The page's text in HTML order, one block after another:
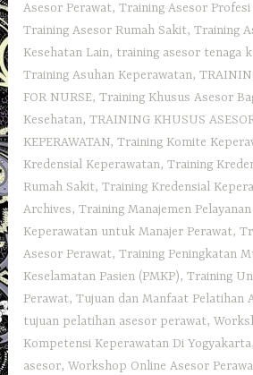
Asesor Perawat,Training Asesor
Training Asesor Rumah Sakit,Training
Kesehatan Lain, training asesor tenaga
Training Asuhan Keperawatan,
FOR NURSE,Training Khusus Asesor
Kesehatan,TRAINING KHUSUS
KEPERAWATAN,Training Komite
Kredensial Keperawatan,Training
Rumah Sakit,Training Kredensial
Archives,Training Manajemen
Keperawatan untuk Manajer Perawat,
Asesor Perawat,Training Peningkatan
Keselamatan Pasien (PMKP),Training
Perawat,Tujuan dan Manfaat Pelatihan
tujuan pelatihan asesor perawat,
Kompetensi Keperawatan Di Yogyakarta
asesor,Workshop Online Asesor